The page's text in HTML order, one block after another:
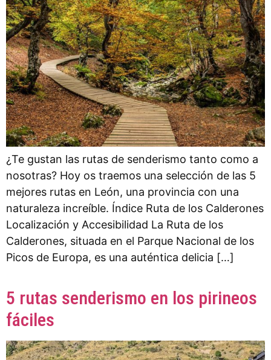
¿Te gustan las rutas de senderismo tanto como a
nosotras? Hoy os traemos una selección de las 5
mejores rutas en León, una provincia con una
naturaleza increíble. Índice Ruta de los Calderones
Localización y Accesibilidad La Ruta de los
Calderones, situada en el Parque Nacional de los
Picos de Europa, es una auténtica delicia […]
5 rutas senderismo en los pirineos
fáciles